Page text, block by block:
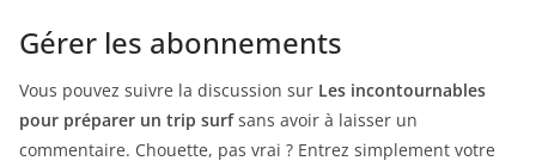
Gérer les abonnements
Vous pouvez suivre la discussion sur Les incontournables
pour préparer un trip surfsans avoir à laisser un
commentaire. Chouette, pas vrai ? Entrez simplement votre